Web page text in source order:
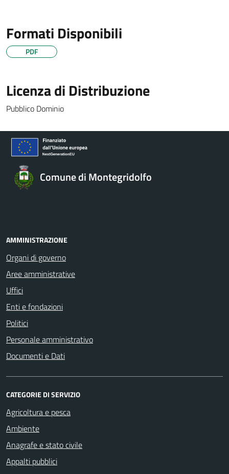
Formati Disponibili
PDF
Licenza di Distribuzione
Pubblico Dominio
Comune di Montegridolfo
AMMINISTRAZIONE
Organi di governo
Aree amministrative
Uffici
Enti e fondazioni
Politici
Personale amministrativo
Documenti e Dati
CATEGORIE DI SERVIZIO
Agricoltura e pesca
Ambiente
Anagrafe e stato civile
Appalti pubblici